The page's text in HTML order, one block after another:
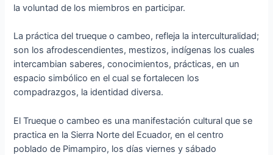
la voluntad de los miembros en participar.
La práctica del trueque o cambeo, refleja la interculturalidad;
son los afrodescendientes, mestizos, indígenas los cuales
intercambian saberes, conocimientos, prácticas, en un
espacio simbólico en el cual se fortalecen los
compadrazgos, la identidad diversa.
El Trueque o cambeo es una manifestación cultural que se
practica en la Sierra Norte del Ecuador, en el centro
poblado de Pimampiro, los días viernes y sábado